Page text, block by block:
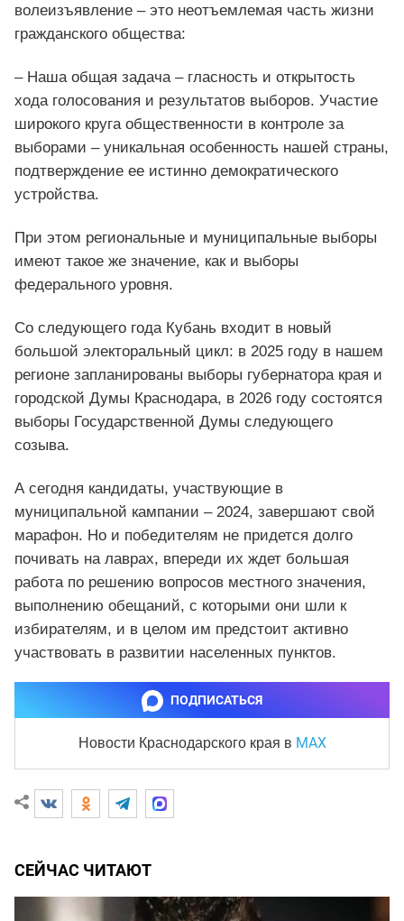
волеизъявление – это неотъемлемая часть жизни
гражданского общества:
– Наша общая задача – гласность и открытость
хода голосования и результатов выборов. Участие
широкого круга общественности в контроле за
выборами – уникальная особенность нашей страны,
подтверждение ее истинно демократического
устройства.
При этом региональные и муниципальные выборы
имеют такое же значение, как и выборы
федерального уровня.
Со следующего года Кубань входит в новый
большой электоральный цикл: в 2025 году в нашем
регионе запланированы выборы губернатора края и
городской Думы Краснодара, в 2026 году состоятся
выборы Государственной Думы следующего
созыва.
А сегодня кандидаты, участвующие в
муниципальной кампании – 2024, завершают свой
марафон. Но и победителям не придется долго
почивать на лаврах, впереди их ждет большая
работа по решению вопросов местного значения,
выполнению обещаний, с которыми они шли к
избирателям, и в целом им предстоит активно
участвовать в развитии населенных пунктов.
ПОДПИСАТЬСЯ
Новости Краснодарского края в MAX
СЕЙЧАС ЧИТАЮТ